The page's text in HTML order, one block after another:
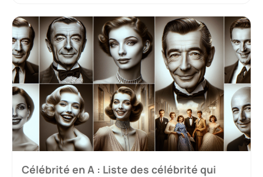
Célébrité en A : Liste des célébrité qui